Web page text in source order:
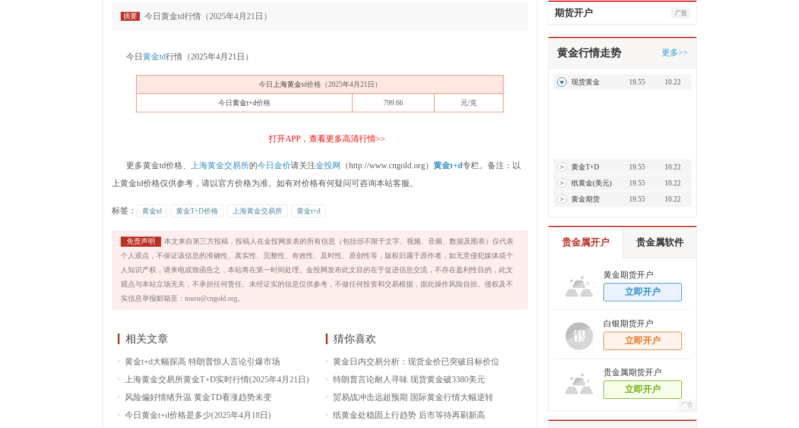
摘要 今日黄金td行情（2025年4月21日）
今日 黄金td行情（2025年4月21日 ）
今日 上海黄金td价格（2025年4月21日 ）
今日 黄金t+d价格 799.66 元/克
打开APP，查看更多高清行情>>
更多黄金td价格、 上海黄金交易所的今日金价请关注金投网 （http://www.cngold.org） 黄金t+d专栏。备注：以
上黄金td价格仅供参考，请以官方价格为准。如有对价格有何疑问可咨询本站客服。
标签： 黄金td 黄金T+D价格 上海黄金交易所 黄金t+d
免责声明
本文来自第三方投稿，投稿人在金投网发表的所有信息（包括但不限于文字、视频、音频、数据及图表）仅代表
个人观点，不保证该信息的准确性、真实性、完整性、有效性、及时性、原创性等，版权归属于原作者，如无意侵犯媒体或个
人知识产权，请来电或致函告之，本站将在第一时间处理。金投网发布此文目的在于促进信息交流，不存在盈利性目的，此文
观点与本站立场无关，不承担任何责任。未经证实的信息仅供参考，不做任何投资和交易根据，据此操作风险自担。侵权及不
实信息举报邮箱至：tousu@cngold.org。
相关文章
黄金t+d大幅探高 特朗普惊人言论引爆市场
上海黄金交易所黄金T+D实时行情(2025年4月21日)
风险偏好情绪升温 黄金TD看涨趋势未变
今日黄金t+d价格是多少(2025年4月18日)
猜你喜欢
黄金日内交易分析：现货金价已突破目标价位
特朗普言论耐人寻味 现货黄金破3380美元
贸易战冲击远超预期 国际黄金行情大幅逆转
纸黄金处稳固上行趋势 后市等待再刷新高
期货开户
更多>>
黄金行情走势
现货黄金 19.55 10.22
黄金T+D 19.55
10.22
纸黄金(美元)
19.55
10.22
黄金期货
19.55 10.22
贵金属开户 贵金属软件
黄金期货开户
立即开户
白银期货开户
立即开户
贵金属期货开户
立即开户